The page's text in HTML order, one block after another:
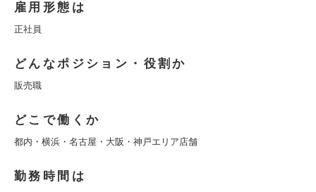
雇用形態は
正社員
どんなポジション・役割か
販売職
どこで働くか
都内・横浜・名古屋・大阪・神戸エリア店舗
勤務時間は